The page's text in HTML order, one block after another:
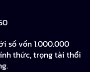
số vốn 1.000.000
thức, trọng tài thổi